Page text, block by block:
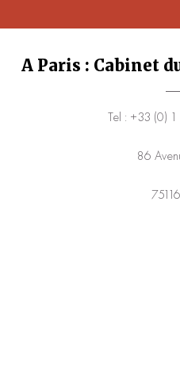
A Paris : Cabinet
Tel : +33 (0)
86